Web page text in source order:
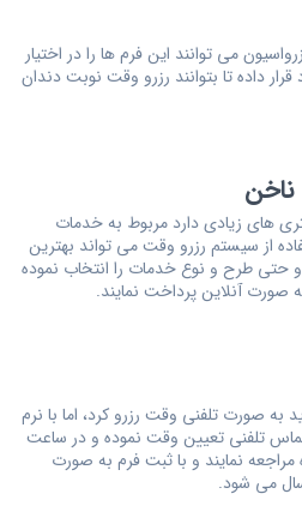
می توانند این فرم ها را در اختیار
داده تا بتوانند رزرو وقت نوبت دندان
های زیادی دارد مربوط به خدمات
از سیستم رزرو وقت می تواند بهترین
و حتی طرح و نوع خدمات را انتخاب نموده
صورت آنلاین پرداخت نمایند.
به صورت تلفنی وقت رزرو کرد، اما با نرم
تماس تلفنی تعیین وقت نموده و در ساعت
نمایند و با ثبت فرم به صورت
می شود.